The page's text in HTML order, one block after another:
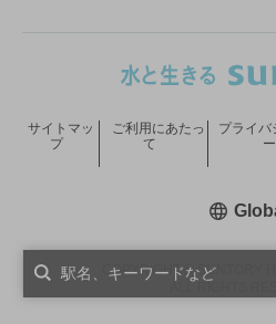
COPYRIGHT © SUNTORY
サイトマッ
プ
ご利用にあたっ
て
プライバ
ー